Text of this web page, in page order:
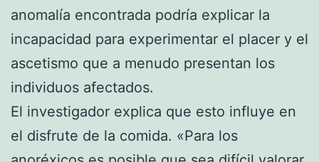
anomalía encontrada podría explicar la
incapacidad para experimentar el placer y el
ascetismo que a menudo presentan los
individuos afectados.
El investigador explica que esto influye en
el disfrute de la comida. «Para los